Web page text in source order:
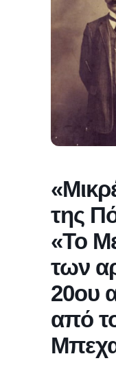
της
«Το
των
20ου
από